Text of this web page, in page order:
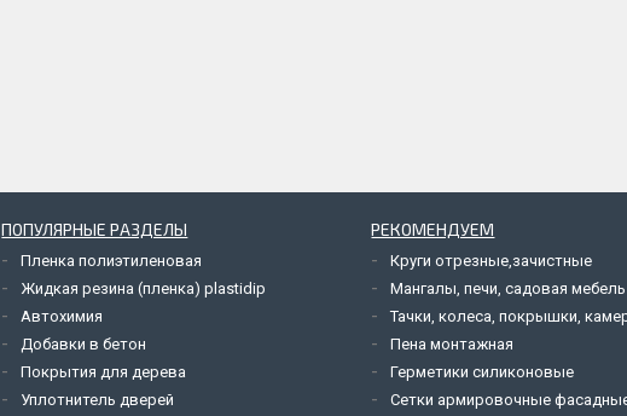
ПОПУЛЯРНЫЕ РАЗДЕЛЫ
Пленка полиэтиленовая
Жидкая резина (пленка) plastidip
Автохимия
Добавки в бетон
Покрытия для дерева
Уплотнитель дверей
РЕКОМЕНДУЕМ
Круги отрезные,зачистные
Мангалы, печи, садовая мебель
Тачки, колеса, покрышки,
Пена монтажная
Герметики силиконовые
Сетки армировочные